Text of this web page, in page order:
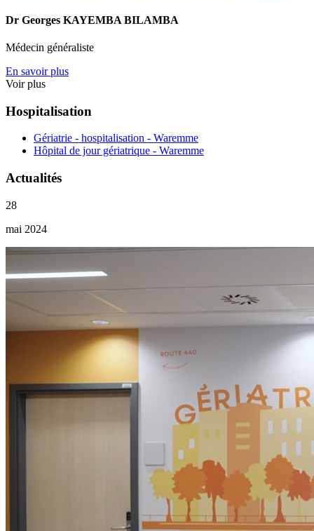
Dr Georges KAYEMBA BILAMBA
Médecin généraliste
En savoir plus
Voir plus
Hospitalisation
Gériatrie - hospitalisation - Waremme
Hôpital de jour gériatrique - Waremme
Actualités
28
mai 2024